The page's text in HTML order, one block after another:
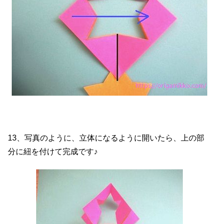
13、写真のように、立体になるように開いたら、上の部
分に紐を付けて完成です♪